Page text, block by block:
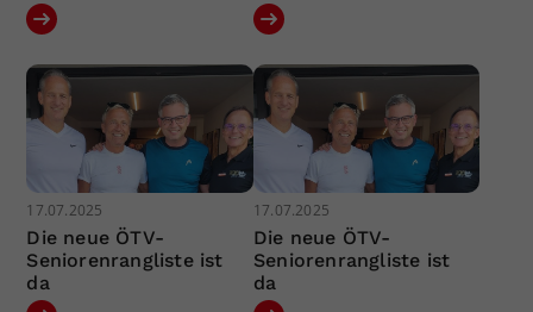
17.07.2025
Die neue ÖTV-
Seniorenrangliste ist
da
17.07.2025
Die neue ÖTV-
Seniorenrangliste ist
da